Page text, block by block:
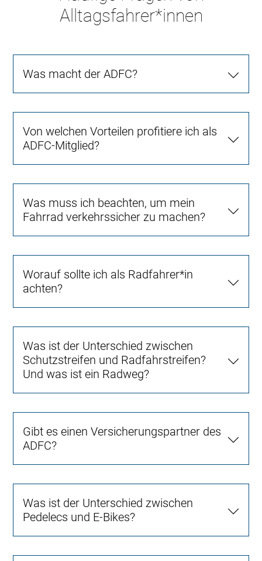
Alltagsfahrer*innen
Was macht der ADFC?
Von welchen Vorteilen profitiere ich als
ADFC-Mitglied?
Was muss ich beachten, um mein
Fahrrad verkehrssicher zu machen?
Worauf sollte ich als Radfahrer*in
achten?
Was ist der Unterschied zwischen
Schutzstreifen und Radfahrstreifen?
Und was ist ein Radweg?
Gibt es einen Versicherungspartner des
ADFC?
Was ist der Unterschied zwischen
Pedelecs und E-Bikes?